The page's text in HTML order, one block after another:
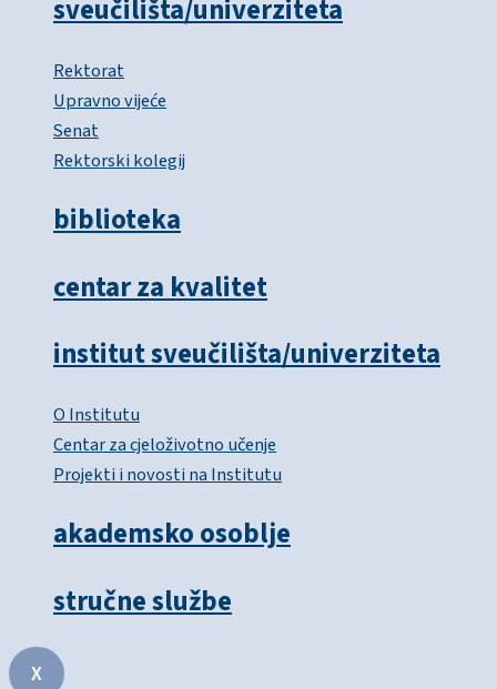
sveučilišta/univerziteta
Rektorat
Upravno vijeće
Senat
Rektorski kolegij
biblioteka
centar za kvalitet
institut sveučilišta/univerziteta
O Institutu
Centar za cjeloživotno učenje
Projekti i novosti na Institutu
akademsko osoblje
stručne službe
X